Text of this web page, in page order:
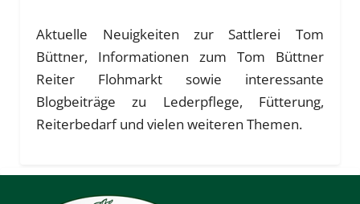
Aktuelle Neuigkeiten zur Sattlerei Tom
Büttner, Informationen zum Tom Büttner
Reiter Flohmarkt sowie interessante
Blogbeiträge zu Lederpflege, Fütterung,
Reiterbedarf und vielen weiteren Themen.